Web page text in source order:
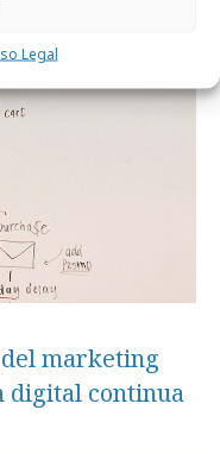
Legal
marketing
digital continua